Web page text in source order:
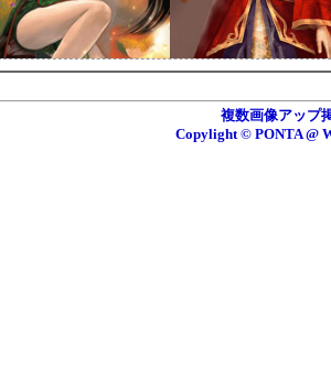
複数画像アップ
Copylight © PONTA @